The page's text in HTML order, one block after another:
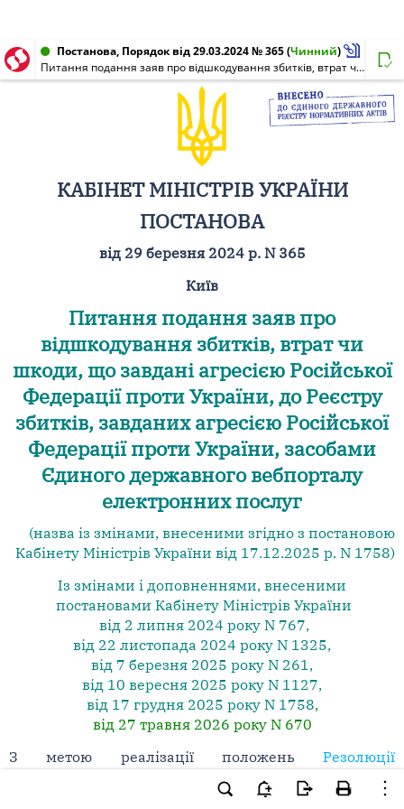
Постанова, Порядок від 29.03.2024 № 365(Чинний)
Питання подання заяв про відшкодування збитків, втрат чи шкоди, що завдані агресією Російської Федерації проти України, до Реєстру збитків, завданих агресією Російської Федерації проти України, засобами Єдиного державного вебпорталу електронних послуг